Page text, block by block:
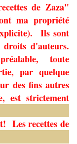
de Zaza"
ma propriété
Ils sont
d'auteurs.
toute
par quelque
des fins autres
est strictement
Les recettes de